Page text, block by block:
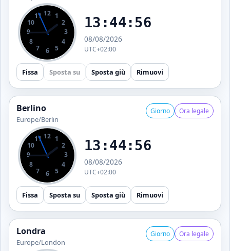
1
2
3
4
5
6
7
8
9
10
11 12
13:44:56
08/08/2026
UTC+02:00
Fissa Sposta su Sposta giù Rimuovi
Berlino
Europe/Berlin
Giorno Ora legale
1
2
3
4
5
6
7
8
9
10
11 12
13:44:56
08/08/2026
UTC+02:00
Fissa Sposta su Sposta giù Rimuovi
Londra
Europe/London
Giorno Ora legale